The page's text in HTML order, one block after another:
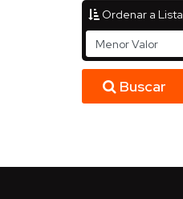
Ordenar a Lista
Buscar